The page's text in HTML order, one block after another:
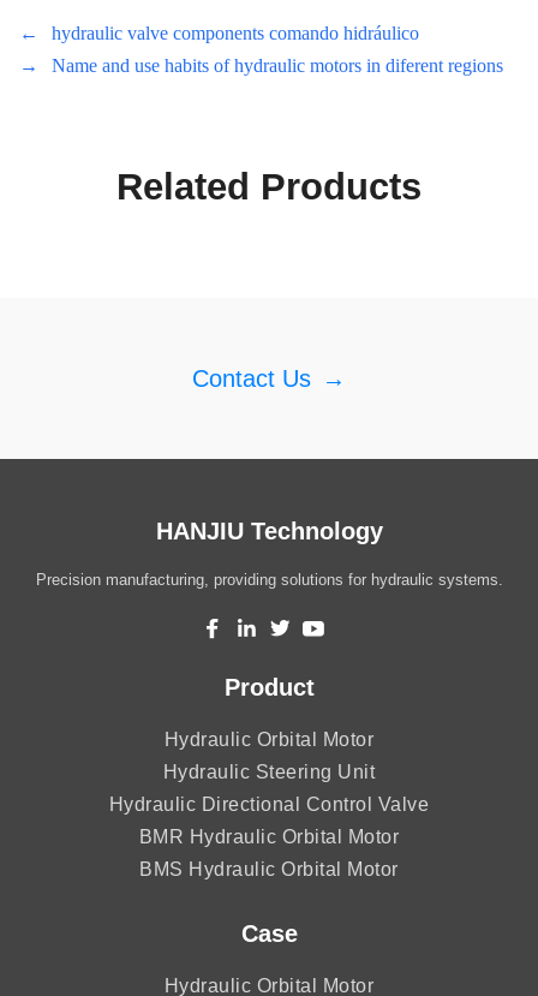
←
hydraulic valve components comando hidráulico
→
Name and use habits of hydraulic motors in diferent regions
Related Products
Contact Us →
HANJIU Technology
Precision manufacturing, providing solutions for hydraulic systems.
Product
Hydraulic Orbital Motor
Hydraulic Steering Unit
Hydraulic Directional Control Valve
BMR Hydraulic Orbital Motor
BMS Hydraulic Orbital Motor
Case
Hydraulic Orbital Motor